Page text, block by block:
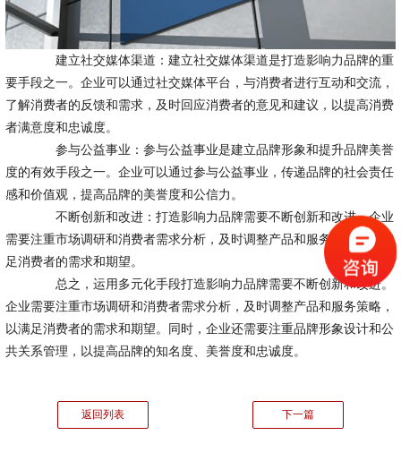
建立社交媒体渠道：建立社交媒体渠道是打造影响力品牌的重
要手段之一。企业可以通过社交媒体平台，与消费者进行互动和交流，
了解消费者的反馈和需求，及时回应消费者的意见和建议，以提高消费
者满意度和忠诚度。
参与公益事业：参与公益事业是建立品牌形象和提升品牌美誉
度的有效手段之一。企业可以通过参与公益事业，传递品牌的社会责任
感和价值观，提高品牌的美誉度和公信力。
不断创新和改进：打造影响力品牌需要不断创新和改进。企业
需要注重市场调研和消费者需求分析，及时调整产品和服务策略，以满
足消费者的需求和期望。
总之，运用多元化手段打造影响力品牌需要不断创新和改进。
企业需要注重市场调研和消费者需求分析，及时调整产品和服务策略，
以满足消费者的需求和期望。同时，企业还需要注重品牌形象设计和公
共关系管理，以提高品牌的知名度、美誉度和忠诚度。
返回列表 下一篇